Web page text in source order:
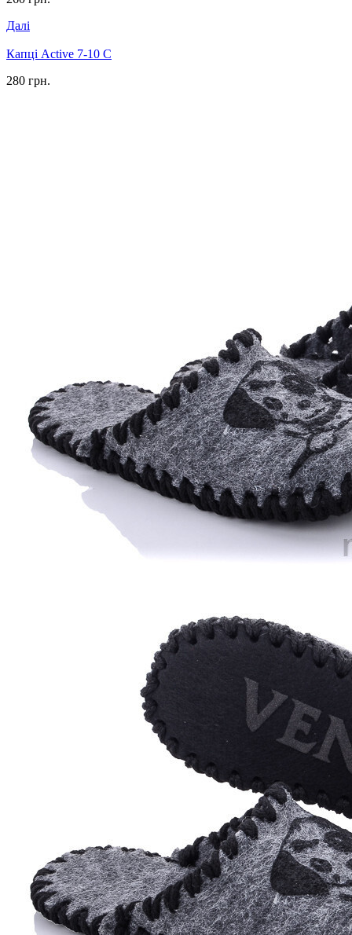
Далі
Капці Active 7-10 С
280 грн.